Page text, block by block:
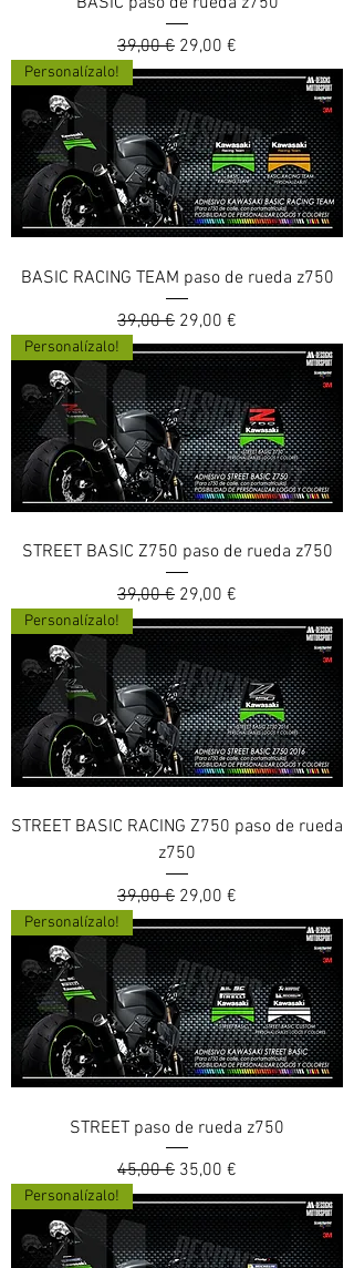
Prix original
39,00 € Prix promotionnel
29,00 €
Personalízalo!
BASIC RACING TEAM paso de rueda z750
Prix original
39,00 € Prix promotionnel
29,00 €
Personalízalo!
STREET BASIC Z750 paso de rueda z750
Prix original
39,00 € Prix promotionnel
29,00 €
Personalízalo!
STREET BASIC RACING Z750 paso de rueda
z750
Prix original
39,00 € Prix promotionnel
29,00 €
Personalízalo!
STREET paso de rueda z750
Prix original
45,00 € Prix promotionnel
35,00 €
Personalízalo!